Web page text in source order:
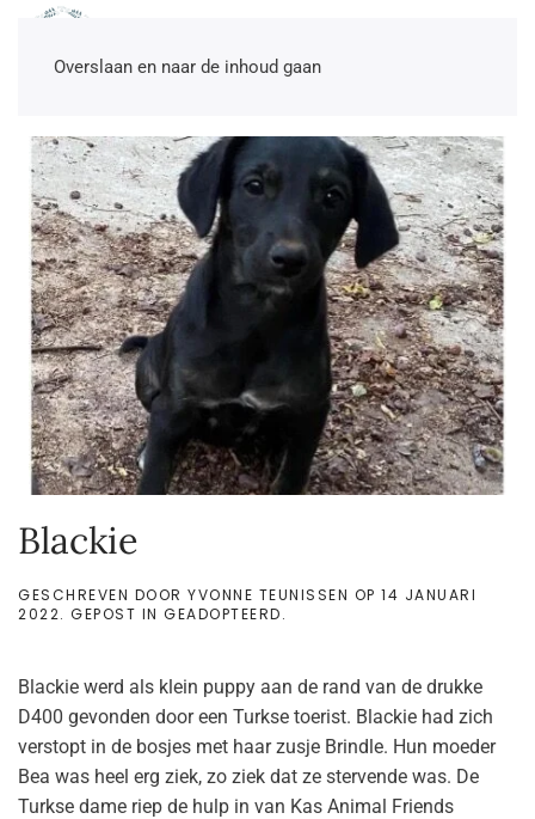
Overslaan en naar de inhoud gaan
Blackie
GESCHREVEN DOOR YVONNE TEUNISSEN OP 14 JANUARI
2022. GEPOST IN GEADOPTEERD.
Blackie werd als klein puppy aan de rand van de drukke
D400 gevonden door een Turkse toerist. Blackie had zich
verstopt in de bosjes met haar zusje Brindle. Hun moeder
Bea was heel erg ziek, zo ziek dat ze stervende was. De
Turkse dame riep de hulp in van Kas Animal Friends